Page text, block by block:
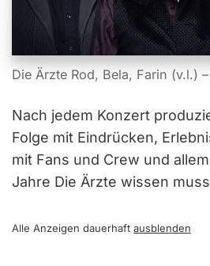
Die Ärzte Rod, Bela, Farin (v.l.)
Nach jedem Konzert
Folge mit Eindrücken,
mit Fans und Crew und
Jahre Die Ärzte wissen
Alle Anzeigen dauerhaft ausblenden